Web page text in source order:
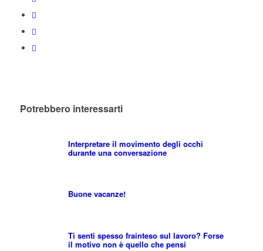
Potrebbero interessarti
Interpretare il movimento degli occhi
durante una conversazione
Buone vacanze!
Ti senti spesso frainteso sul lavoro? Forse
il motivo non è quello che pensi